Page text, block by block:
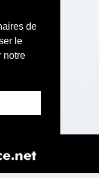
de
le
notre